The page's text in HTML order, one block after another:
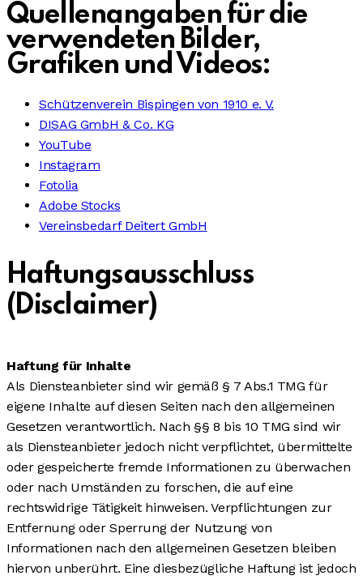
Quellenangaben für die
verwendeten Bilder,
Grafiken und Videos:
Schützenverein Bispingen von 1910 e. V.
DISAG GmbH & Co. KG
YouTube
Instagram
Fotolia
Adobe Stocks
Vereinsbedarf Deitert GmbH
Haftungsausschluss
(Disclaimer)
Haftung für Inhalte
Als Diensteanbieter sind wir gemäß § 7 Abs.1 TMG für
eigene Inhalte auf diesen Seiten nach den allgemeinen
Gesetzen verantwortlich. Nach §§ 8 bis 10 TMG sind wir
als Diensteanbieter jedoch nicht verpflichtet, übermittelte
oder gespeicherte fremde Informationen zu überwachen
oder nach Umständen zu forschen, die auf eine
rechtswidrige Tätigkeit hinweisen. Verpflichtungen zur
Entfernung oder Sperrung der Nutzung von
Informationen nach den allgemeinen Gesetzen bleiben
hiervon unberührt. Eine diesbezügliche Haftung ist jedoch